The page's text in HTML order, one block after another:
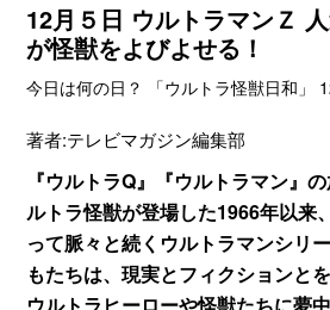
12月５日 ウルトラマンＺ
が怪獣をよびよせる！
今日は何の日？ 「ウルトラ怪獣日和」
著者:テレビマガジン編集部
『ウルトラQ』『ウルトラマン』
ルトラ怪獣が登場した1966年以来
って脈々と続くウルトラマンシリ
もたちは、現実とフィクションと